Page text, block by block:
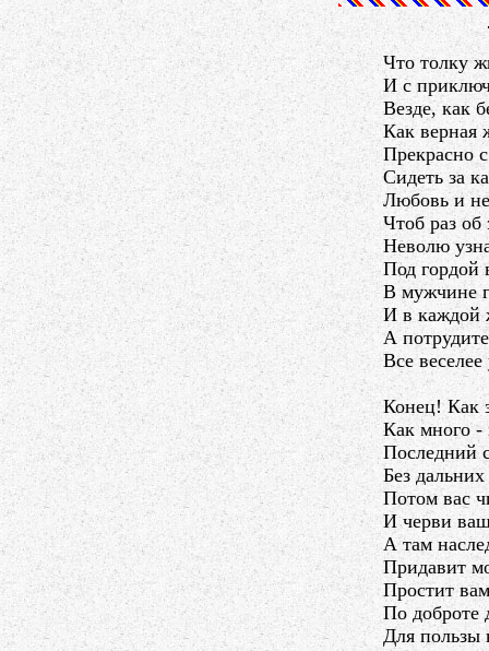
Что толку
И с
Везде, как
Как верная
Прекрасно
Сидеть за
Любовь и
Чтоб раз об
Неволю
Под гордой
В мужчине
И в каждой
А
Все веселее
Конец! Как
Как много -
Последний
Без
Потом вас
И черви
А там
Придавит
Простит
По доброте
Для пользы